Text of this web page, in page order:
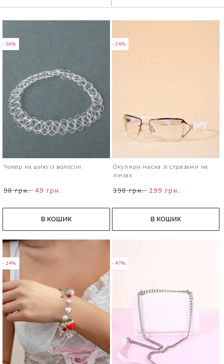
- 50%
Чокер на шию із волосіні
98 грн. 49 грн.
В КОШИК
- 24%
Окуляри маска зі стразами на
лінзах
398 грн. 299 грн.
В КОШИК
- 24% - 47%